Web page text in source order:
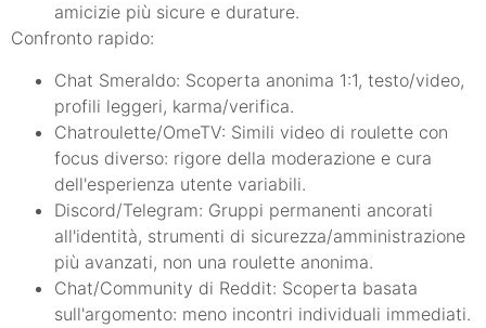
amicizie più sicure e durature.
Confronto rapido:
Chat Smeraldo: Scoperta anonima 1:1, testo/video,
profili leggeri, karma/verifica.
Chatroulette/OmeTV: Simili video di roulette con
focus diverso: rigore della moderazione e cura
dell'esperienza utente variabili.
Discord/Telegram: Gruppi permanenti ancorati
all'identità, strumenti di sicurezza/amministrazione
più avanzati, non una roulette anonima.
Chat/Community di Reddit: Scoperta basata
sull'argomento: meno incontri individuali immediati.